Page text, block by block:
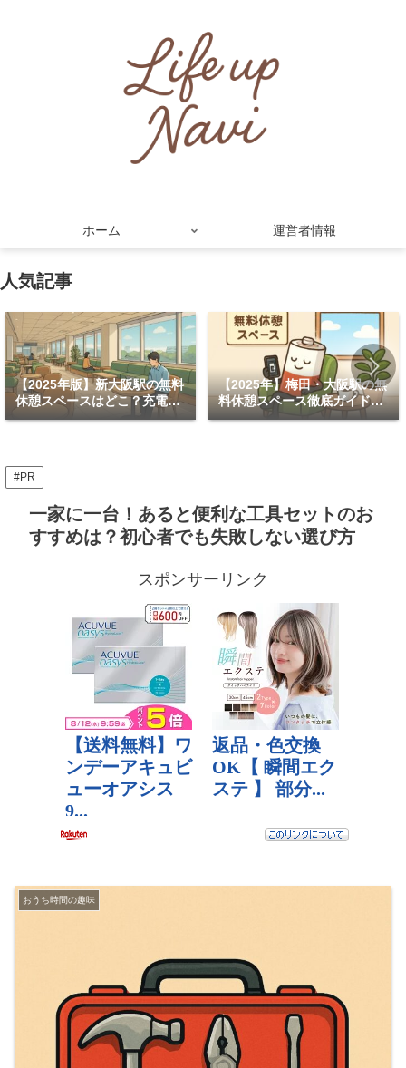
ホーム 運営者情報
人気記事
【2025年版】新大阪駅の無料
休憩スペースはどこ？充電・
PC作業OKな穴場7選
【2025年】梅田・大阪駅の無
料休憩スペース徹底ガイド！
座って休める穴場
#PR
一家に一台！あると便利な工具セットのお
すすめは？初心者でも失敗しない選び方
スポンサーリンク
おうち時間の趣味